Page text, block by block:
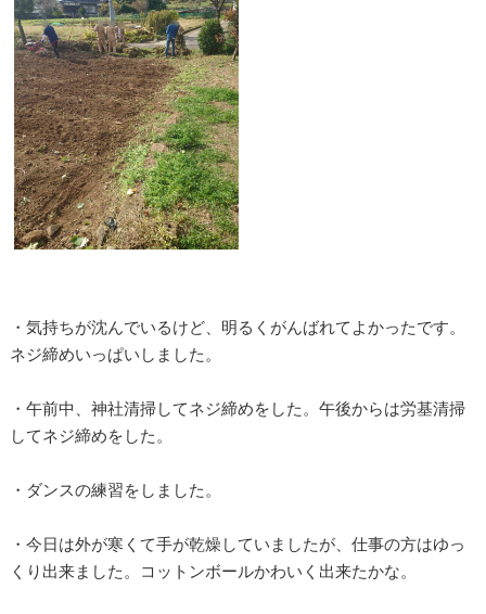
・気持ちが沈んでいるけど、明るくがんばれてよかったです。
ネジ締めいっぱいしました。
・午前中、神社清掃してネジ締めをした。午後からは労基清掃
してネジ締めをした。
・ダンスの練習をしました。
・今日は外が寒くて手が乾燥していましたが、仕事の方はゆっ
くり出来ました。コットンボールかわいく出来たかな。